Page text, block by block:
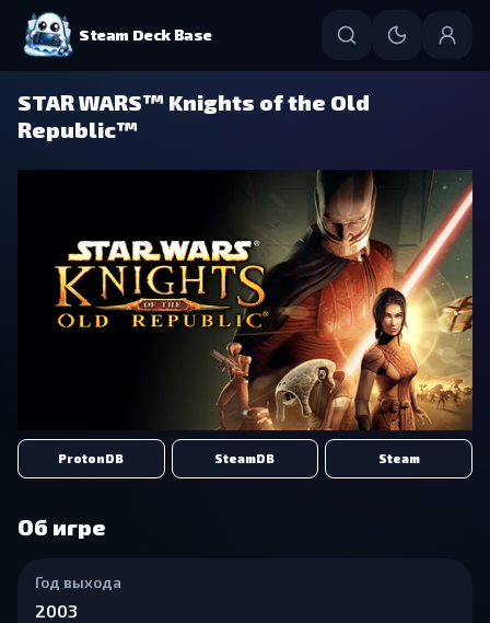
Steam Deck Base
STAR WARS™ Knights of the Old
Republic™
ProtonDB SteamDB Steam
Об игре
Год выхода
2003